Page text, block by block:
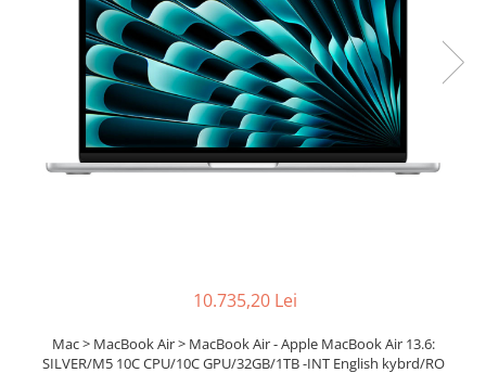
Smartphone IPhone
Mouse Pad
USB Hub
10.735,20 Lei
Mac > MacBook Air > MacBook Air - Apple MacBook Air 13.6:
SILVER/M5 10C CPU/10C GPU/32GB/1TB -INT English kybrd/RO